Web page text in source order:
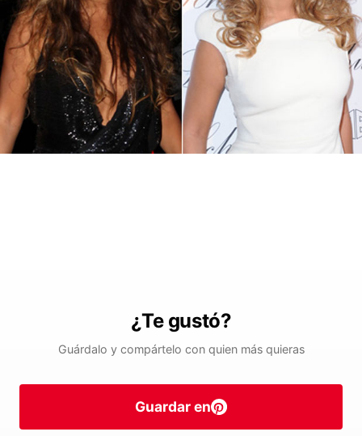
¿Te gustó?
Guárdalo y compártelo con quien más quieras
Guardar en